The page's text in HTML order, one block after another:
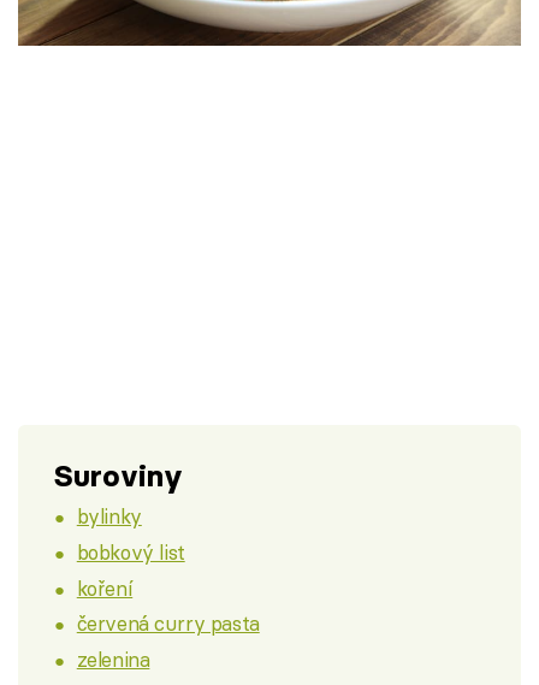
Škola vaření
Suroviny
bylinky
bobkový list
koření
červená curry pasta
zelenina